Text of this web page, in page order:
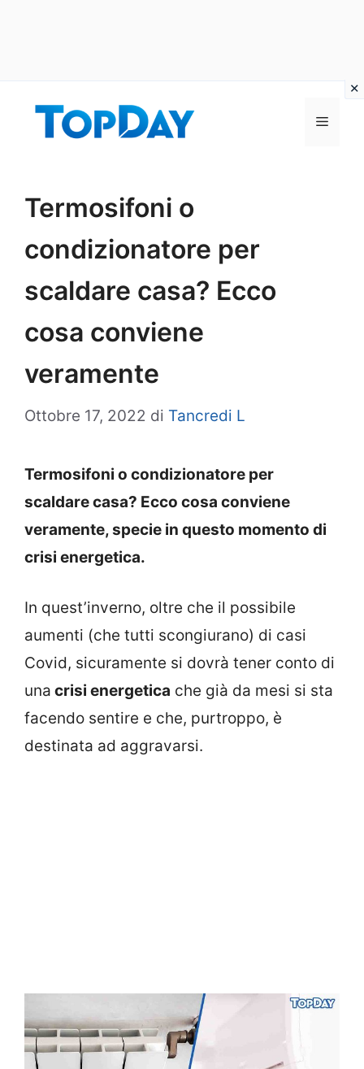
Menu
Termosifoni o
condizionatore per
scaldare casa? Ecco
cosa conviene
veramente
Ottobre 17, 2022 di Tancredi L
Termosifoni o condizionatore per
scaldare casa? Ecco cosa conviene
veramente, specie in questo momento di
crisi energetica.
In quest’inverno, oltre che il possibile
aumenti (che tutti scongiurano) di casi
Covid, sicuramente si dovrà tener conto di
una crisi energetica che già da mesi si sta
facendo sentire e che, purtroppo, è
destinata ad aggravarsi.